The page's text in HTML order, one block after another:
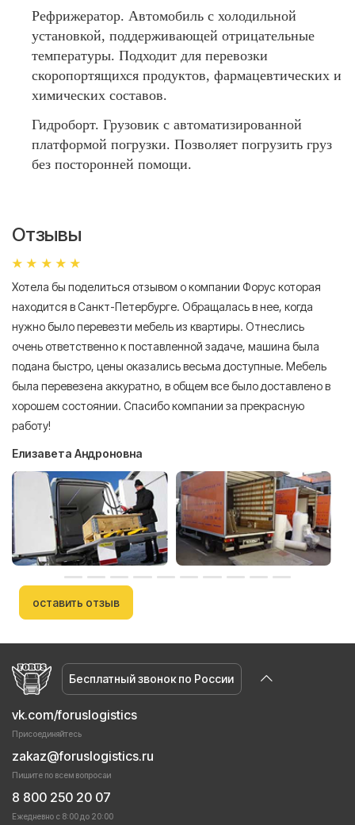
Рефрижератор. Автомобиль с холодильной
установкой, поддерживающей отрицательные
температуры. Подходит для перевозки
скоропортящихся продуктов, фармацевтических и
химических составов.
Гидроборт. Грузовик с автоматизированной
платформой погрузки. Позволяет погрузить груз
без посторонней помощи.
Отзывы
Хотела бы поделиться отзывом о компании Форус которая
находится в Санкт-Петербурге. Обращалась в нее, когда
нужно было перевезти мебель из квартиры. Отнеслись
очень ответственно к поставленной задаче, машина была
подана быстро, цены оказались весьма доступные. Мебель
была перевезена аккуратно, в общем все было доставлено в
хорошем состоянии. Спасибо компании за прекрасную
работу!
Елизавета Андроновна
оставить отзыв
Бесплатный звонок по России
vk.com/foruslogistics
Присоединяйтесь
zakaz@foruslogistics.ru
Пишите по всем вопросаи
8 800 250 20 07
Ежедневно с 8:00 до 20:00